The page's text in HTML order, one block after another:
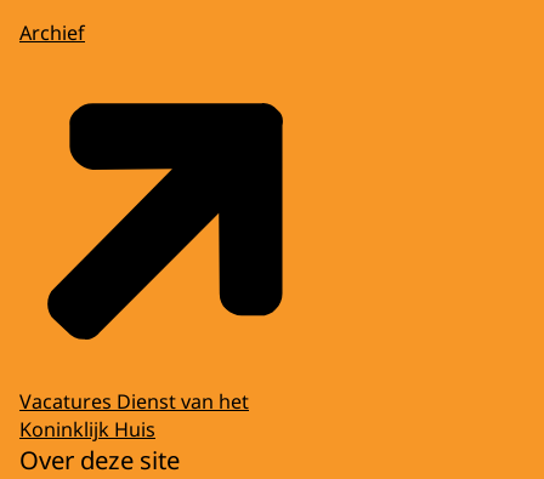
Archief
Vacatures Dienst van het
Koninklijk Huis
Over deze site